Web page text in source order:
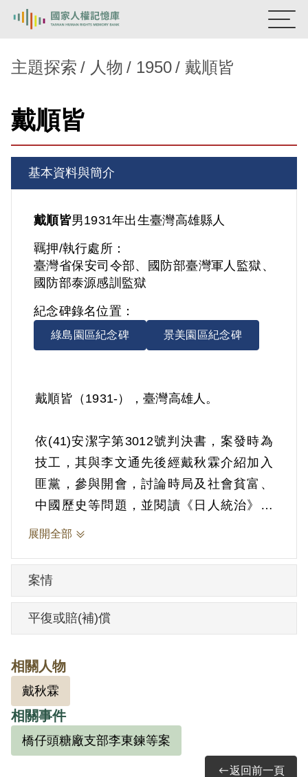
新生訓導處
主題探索
背景知識
關於我們
意見信箱
主題探索 人物 1950 戴順皆
戴順皆
基本資料與簡介
戴順皆男1931年出生臺灣高雄縣人
羈押/執行處所：
臺灣省保安司令部、國防部臺灣軍人監獄、
國防部泰源感訓監獄
紀念碑錄名位置：
綠島園區紀念碑 景美園區紀念碑
戴順皆（1931-），臺灣高雄人。
依(41)安潔字第3012號判決書，案發時為
技工，其與李文通先後經戴秋霖介紹加入
匪黨，參與開會，討論時局及社會貧富、
中國歷史等問題，並閱讀《日人統治》等
書籍。1951年10月23日被羈押。1952年經
年。1966年10月22日刑滿開釋。
其於1999年6月向補償基金會提出申請，
通過予以補償。補償理由為原判決認定其
參加叛亂之組織，係以其之自白為唯一依
據，此外別無其他具體佐證，故認本案非
有實據。
2018年12月經促轉會公告撤銷判決處分。
展開全部
案情
平復或賠(補)償
相關人物
戴秋霖
相關事件
橋仔頭糖廠支部李東鍊等案
返回前一頁